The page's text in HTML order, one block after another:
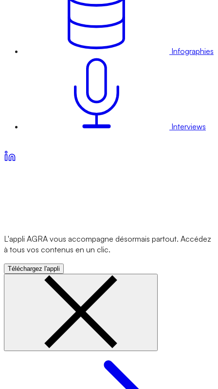
Infographies
Interviews
L'appli AGRA vous accompagne désormais partout. Accédez
à tous vos contenus en un clic.
Téléchargez l'appli